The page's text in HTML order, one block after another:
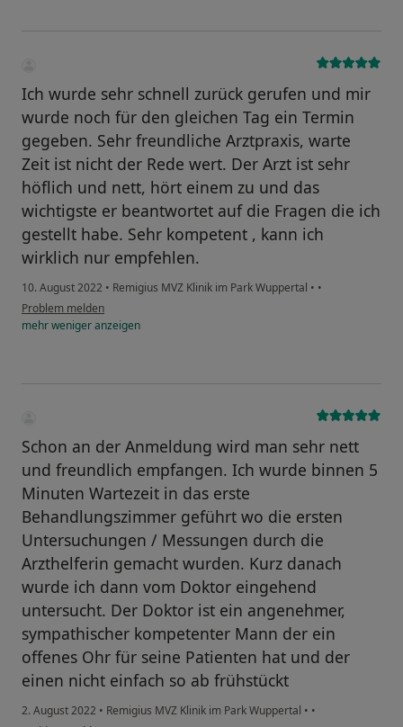
Ich wurde sehr schnell zurück gerufen und mir
wurde noch für den gleichen Tag ein Termin
gegeben. Sehr freundliche Arztpraxis, warte
Zeit ist nicht der Rede wert. Der Arzt ist sehr
höflich und nett, hört einem zu und das
wichtigste er beantwortet auf die Fragen die ich
gestellt habe. Sehr kompetent , kann ich
wirklich nur empfehlen.
10. August 2022 • Remigius MVZ Klinik im Park Wuppertal • •
Problem melden
mehrwenigeranzeigen
Schon an der Anmeldung wird man sehr nett
und freundlich empfangen. Ich wurde binnen 5
Minuten Wartezeit in das erste
Behandlungszimmer geführt wo die ersten
Untersuchungen / Messungen durch die
Arzthelferin gemacht wurden. Kurz danach
wurde ich dann vom Doktor eingehend
untersucht. Der Doktor ist ein angenehmer,
sympathischer kompetenter Mann der ein
offenes Ohr für seine Patienten hat und der
einen nicht einfach so ab frühstückt
2. August 2022 • Remigius MVZ Klinik im Park Wuppertal • •